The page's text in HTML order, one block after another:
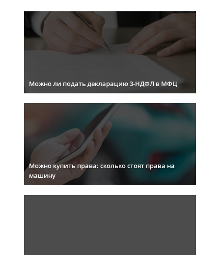
Можно ли подать декларацию 3-НДФЛ в МФЦ
Можно купить права: сколько стоят права на
машину